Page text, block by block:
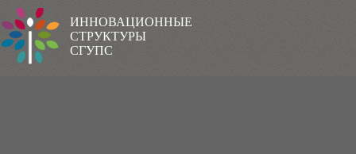
ИННОВАЦИОННЫЕ
СТРУКТУРЫ
СГУПС